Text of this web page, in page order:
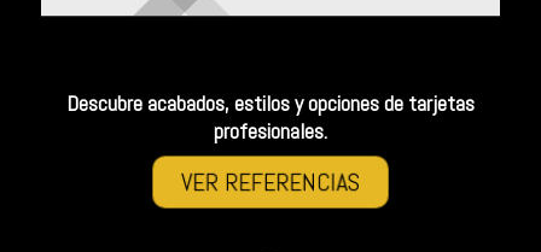
Descubre acabados, estilos y opciones de tarjetas
profesionales.
VER REFERENCIAS